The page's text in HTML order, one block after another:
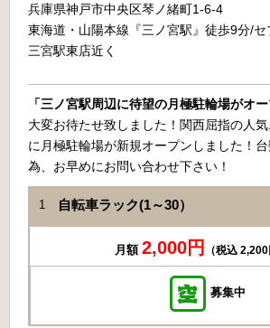
兵庫県神戸市中央区琴ノ緒町1-6-4
東海道・山陽本線『三ノ宮駅』徒歩9分/
三宮駅東店近く
「三ノ宮駅周辺に待望の月極駐輪場がオー
大変お待たせ致しました！関西屈指の人気
に月極駐輪場が新規オープンしました！
為、お早めにお問い合わせ下さい！
1 自転車ラック(1～30）
月額 2,000円 （税込 2,200
募集中